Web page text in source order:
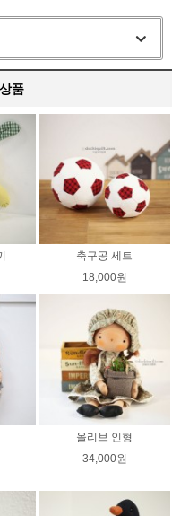
품
축구공 세트
18,000원
올리브 인형
34,000원